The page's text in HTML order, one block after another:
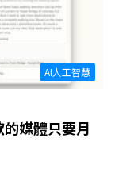
AI人工智慧
媒體只要月